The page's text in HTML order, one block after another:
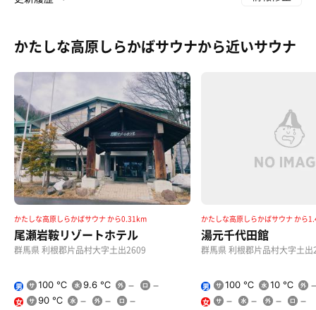
かたしな高原しらかばサウナから近いサウナ
かたしな高原しらかばサウナ から0.31km
尾瀬岩鞍リゾートホテル
群馬県 利根郡片品村大字土出2609
男 100 ℃ 9.6 ℃
女 90 ℃
かたしな高原しらかばサウナ から
湯元千代田館
群馬県 利根郡片品村大字土出
男 100 ℃ 10 ℃
女